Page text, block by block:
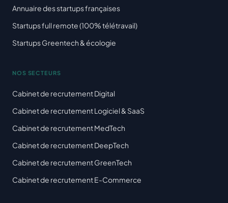
Annuaire des startups françaises
Startups full remote (100% télétravail)
Startups Greentech & écologie
NOS SECTEURS
Cabinet de recrutement Digital
Cabinet de recrutement Logiciel & SaaS
Cabinet de recrutement MedTech
Cabinet de recrutement DeepTech
Cabinet de recrutement GreenTech
Cabinet de recrutement E-Commerce